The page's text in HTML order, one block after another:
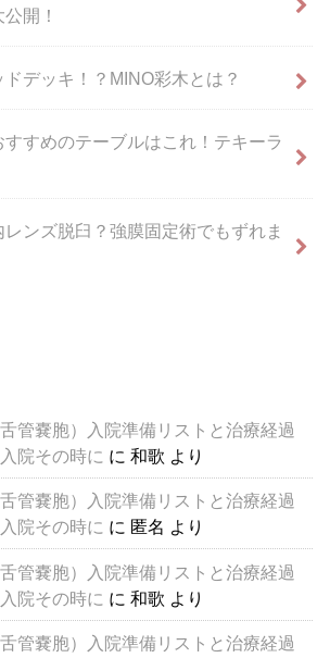
開！
デッキ！？MINO彩木とは？
すめのテーブルはこれ！テキーラ
ンズ脱臼？強膜固定術でもずれま
管嚢胞）入院準備リストと治療経過
院その時に に和歌 より
管嚢胞）入院準備リストと治療経過
院その時に に 匿名 より
管嚢胞）入院準備リストと治療経過
院その時に に和歌 より
管嚢胞）入院準備リストと治療経過